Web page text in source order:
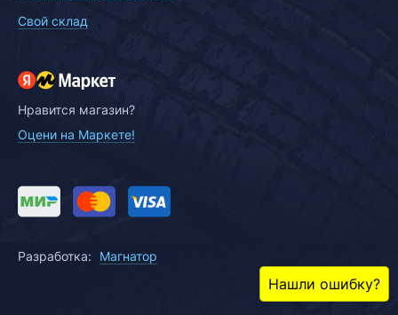
Свой склад
Нравится магазин?
Оцени на Маркете!
Разработка: Магнатор
Нашли ошибку?